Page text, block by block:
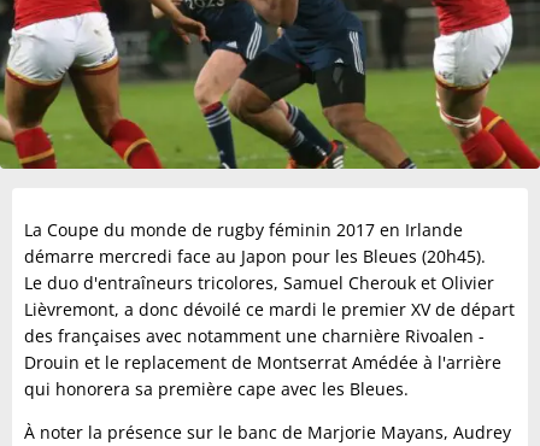
La Coupe du monde de rugby féminin 2017 en Irlande
démarre mercredi face au Japon pour les Bleues (20h45).
Le duo d'entraîneurs tricolores, Samuel Cherouk et Olivier
Lièvremont, a donc dévoilé ce mardi le premier XV de départ
des françaises avec notamment une charnière Rivoalen -
Drouin et le replacement de Montserrat Amédée à l'arrière
qui honorera sa première cape avec les Bleues.
À noter la présence sur le banc de Marjorie Mayans, Audrey